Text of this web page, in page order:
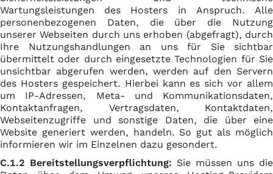
Wartungsleistungen des Hosters in Anspruch. Alle
personenbezogenen Daten, die über die Nutzung
unserer Webseiten durch uns erhoben (abgefragt), durch
Ihre Nutzungshandlungen an uns für Sie sichtbar
übermittelt oder durch eingesetzte Technologien für Sie
unsichtbar abgerufen werden, werden auf den Servern
des Hosters gespeichert. Hierbei kann es sich vor allem
um IP-Adressen, Meta- und Kommunikationsdaten,
Kontaktanfragen, Vertragsdaten, Kontaktdaten,
Webseitenzugriffe und sonstige Daten, die über eine
Website generiert werden, handeln. So gut als möglich
informieren wir im Einzelnen dazu gesondert.
C.1.2 Bereitstellungsverpflichtung: Sie müssen uns die